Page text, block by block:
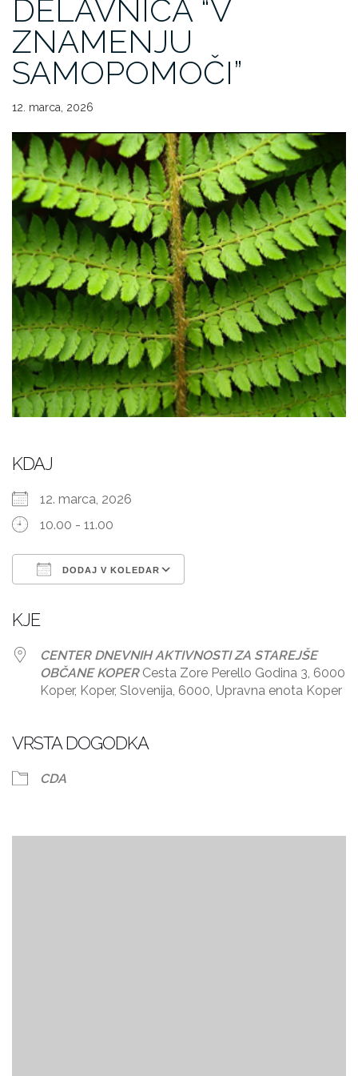
DELAVNICA “V
ZNAMENJU
SAMOPOMOČI”
12. marca, 2026
KDAJ
12. marca, 2026
10.00 - 11.00
DODAJ V KOLEDAR
KJE
CENTER DNEVNIH AKTIVNOSTI ZA STAREJŠE
OBČANE KOPERCesta Zore Perello Godina 3, 6000
Koper, Koper, Slovenija, 6000, Upravna enota Koper
VRSTA DOGODKA
CDA